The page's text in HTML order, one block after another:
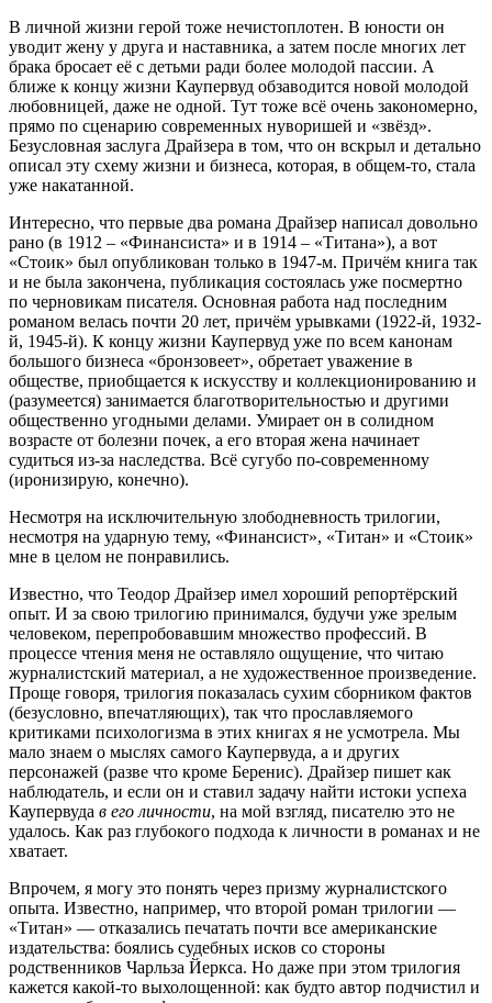
В личной жизни герой тоже нечистоплотен. В юности он
уводит жену у друга и наставника, а затем после многих лет
брака бросает её с детьми ради более молодой пассии. А
ближе к концу жизни Каупервуд обзаводится новой молодой
любовницей, даже не одной. Тут тоже всё очень закономерно,
прямо по сценарию современных нуворишей и «звёзд».
Безусловная заслуга Драйзера в том, что он вскрыл и детально
описал эту схему жизни и бизнеса, которая, в общем-то, стала
уже накатанной.
Интересно, что первые два романа Драйзер написал довольно
рано (в 1912 – «Финансиста» и в 1914 – «Титана»), а вот
«Стоик» был опубликован только в 1947-м. Причём книга так
и не была закончена, публикация состоялась уже посмертно
по черновикам писателя. Основная работа над последним
романом велась почти 20 лет, причём урывками (1922-й, 1932-
й, 1945-й). К концу жизни Каупервуд уже по всем канонам
большого бизнеса «бронзовеет», обретает уважение в
обществе, приобщается к искусству и коллекционированию и
(разумеется) занимается благотворительностью и другими
общественно угодными делами. Умирает он в солидном
возрасте от болезни почек, а его вторая жена начинает
судиться из-за наследства. Всё сугубо по-современному
(иронизирую, конечно).
Несмотря на исключительную злободневность трилогии,
несмотря на ударную тему, «Финансист», «Титан» и «Стоик»
мне в целом не понравились.
Известно, что Теодор Драйзер имел хороший репортёрский
опыт. И за свою трилогию принимался, будучи уже зрелым
человеком, перепробовавшим множество профессий. В
процессе чтения меня не оставляло ощущение, что читаю
журналистский материал, а не художественное произведение.
Проще говоря, трилогия показалась сухим сборником фактов
(безусловно, впечатляющих), так что прославляемого
критиками психологизма в этих книгах я не усмотрела. Мы
мало знаем о мыслях самого Каупервуда, а и других
персонажей (разве что кроме Беренис). Драйзер пишет как
наблюдатель, и если он и ставил задачу найти истоки успеха
Каупервуда в его личности, на мой взгляд, писателю это не
удалось. Как раз глубокого подхода к личности в романах и не
хватает.
Впрочем, я могу это понять через призму журналистского
опыта. Известно, например, что второй роман трилогии —
«Титан» — отказались печатать почти все американские
издательства: боялись судебных исков со стороны
родственников Чарльза Йеркса. Но даже при этом трилогия
кажется какой-то выхолощенной: как будто автор подчистил и